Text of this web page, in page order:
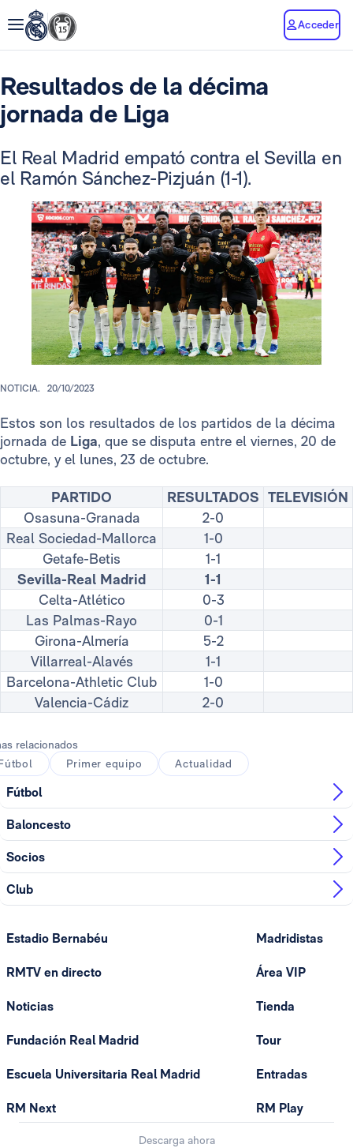
Acceder
Resultados de la décima
jornada de Liga
El Real Madrid empató contra el Sevilla en
el Ramón Sánchez-Pizjuán (1-1).
NOTICIA. 20/10/2023
Estos son los resultados de los partidos de la décima
jornada de Liga, que se disputa entre el viernes, 20 de
octubre, y el lunes, 23 de octubre.
PARTIDO RESULTADOS TELEVISIÓN
Osasuna-Granada
2-0
Real Sociedad-Mallorca
1-0
Getafe-Betis
1-1
Sevilla-Real Madrid
1-1
Celta-Atlético
0-3
Las Palmas-Rayo
0-1
Girona-Almería
5-2
Villarreal-Alavés
1-1
Barcelona-Athletic Club
1-0
Valencia-Cádiz
2-0
relacionados
Primer equipo Actualidad
Fútbol
Baloncesto
Socios
Club
Estadio Bernabéu
RMTV en directo
Noticias
Fundación Real Madrid
Escuela Universitaria Real Madrid
RM Next
Madridistas
Área VIP
Tienda
Tour
Entradas
RM Play
Descarga ahora